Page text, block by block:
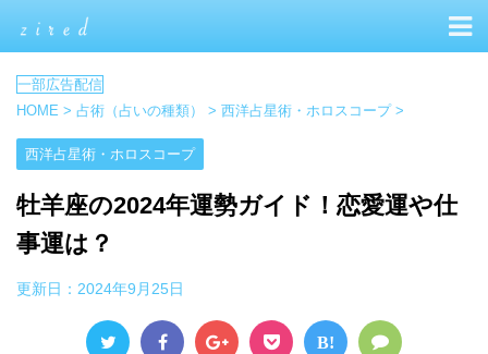
HOME > 占術（占いの種類） > 西洋占星術・ホロスコープ >
西洋占星術・ホロスコープ
牡羊座の2024年運勢ガイド！恋愛運や仕
事運は？
更新日： 2024年9月25日
B!